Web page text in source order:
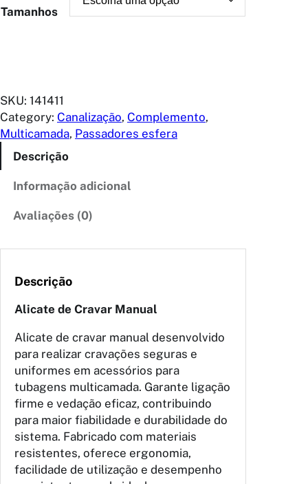
Tamanhos
SKU: 141411
Category: Canalização, Complemento
Multicamada, Passadores esfera
Descrição
Informação adicional
Avaliações (0)
Descrição
Alicate de Cravar Manual
Alicate de cravar manual desenvolvido
para realizar cravações seguras e
uniformes em acessórios para
tubagens multicamada. Garante ligação
firme e vedação eficaz, contribuindo
para maior fiabilidade e durabilidade do
sistema. Fabricado com materiais
resistentes, oferece ergonomia,
facilidade de utilização e desempenho